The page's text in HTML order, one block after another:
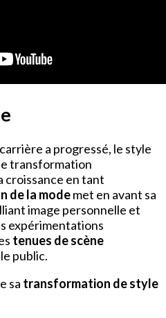
a progressé, le style
transformation
croissance en tant
de la modemet en avant sa
image personnelle et
expérimentations
tenues de scène
public.
sa transformation de style